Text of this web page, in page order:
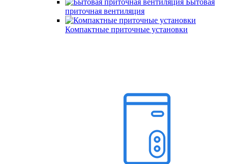
Бытовая
приточная вентиляция
Компактные приточные установки